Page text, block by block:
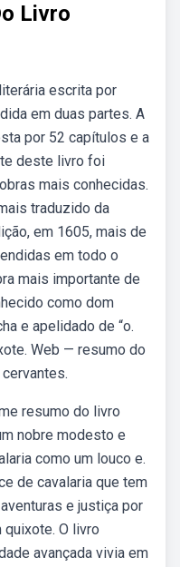
Livro
escrita por
em duas partes. A
por 52 capítulos e a
deste livro foi
mais conhecidas.
traduzido da
em 1605, mais de
em todo o
mais importante de
como dom
e apelidado de “o.
Web — resumo do
resumo do livro
nobre modesto e
como um louco e.
de cavalaria que tem
e justiça por
quixote. O livro
avançada vivia em